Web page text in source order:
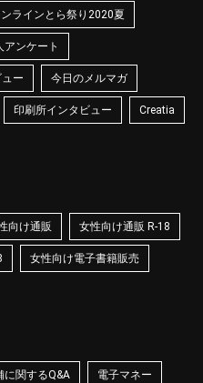
ラインとら祭り2020夏
アンケート
ー 今日のメルマガ
印刷所インタビュー Creatia
向け通販 女性向け通販 R-18
女性向け電子書籍販売
に関するQ&A 電子マネー